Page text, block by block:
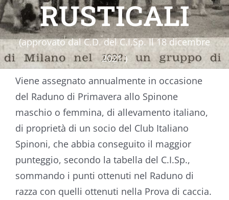
RUSTICALI
(approvato dal C.D. del C.I.Sp. Il 18 dicembre
2021 )​
Viene assegnato annualmente in occasione
del Raduno di Primavera allo Spinone
maschio o femmina, di allevamento italiano,
di proprietà di un socio del Club Italiano
Spinoni, che abbia conseguito il maggior
punteggio, secondo la tabella del C.I.Sp.,
sommando i punti ottenuti nel Raduno di
razza con quelli ottenuti nella Prova di caccia.